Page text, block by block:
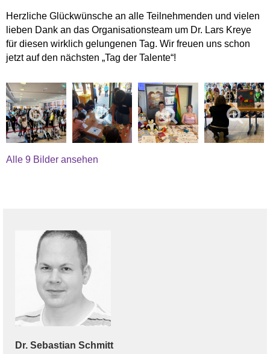
Herzliche Glückwünsche an alle Teilnehmenden und vielen
lieben Dank an das Organisationsteam um Dr. Lars Kreye
für diesen wirklich gelungenen Tag. Wir freuen uns schon
jetzt auf den nächsten „Tag der Talente“!
Alle 9 Bilder ansehen
Dr. Sebastian Schmitt